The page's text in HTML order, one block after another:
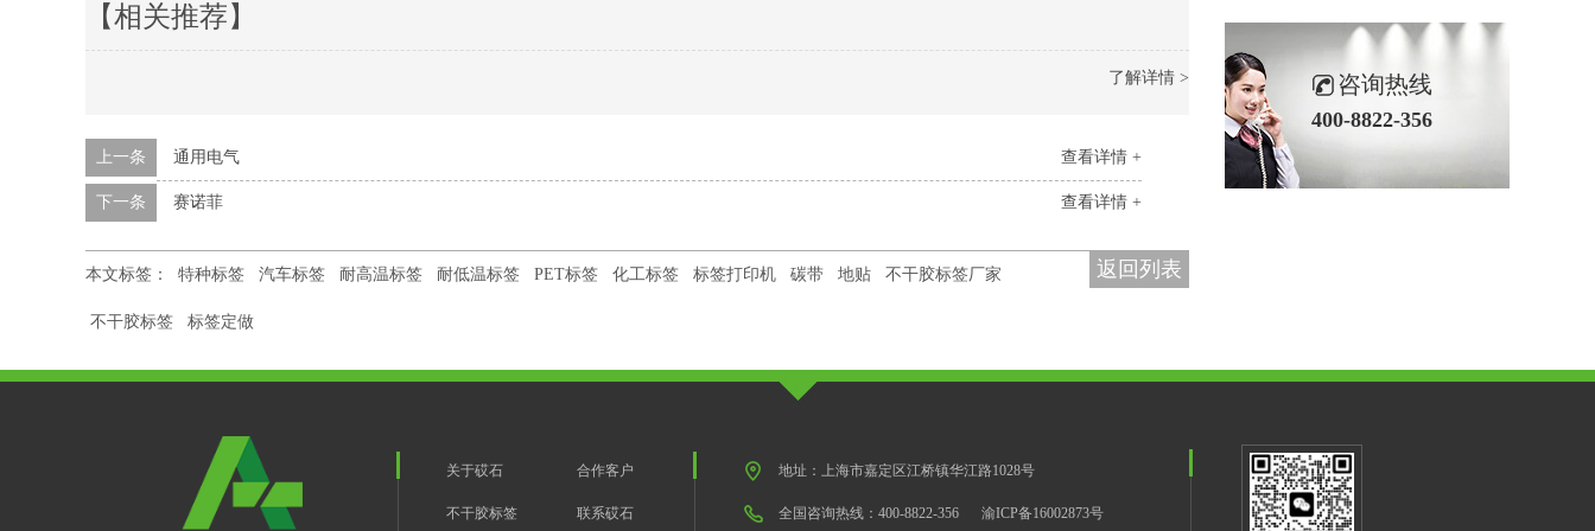
【相关推荐】
了解详情 >
查看详情 +
上一条 通用电气
查看详情 +
下一条 赛诺菲
返回列表
本文标签： 特种标签 汽车标签 耐高温标签 耐低温标签 PET标签 化工标签 标签打印机 碳带 地贴 不干胶标签厂家
不干胶标签 标签定做
咨询热线
400-8822-356
关于砹石 合作客户
不干胶标签 联系砹石
地址：上海市嘉定区江桥镇华江路1028号
全国咨询热线：400-8822-356 渝ICP备16002873号